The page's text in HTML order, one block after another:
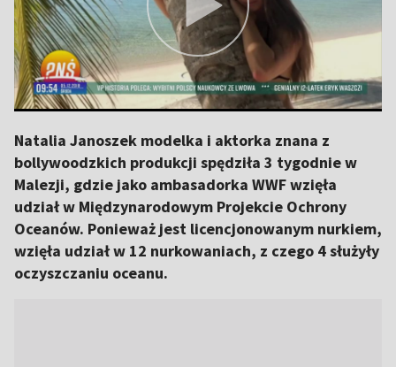
Natalia Janoszek modelka i aktorka znana z
bollywoodzkich produkcji spędziła 3 tygodnie w
Malezji, gdzie jako ambasadorka WWF wzięła
udział w Międzynarodowym Projekcie Ochrony
Oceanów. Ponieważ jest licencjonowanym nurkiem,
wzięła udział w 12 nurkowaniach, z czego 4 służyły
oczyszczaniu oceanu.